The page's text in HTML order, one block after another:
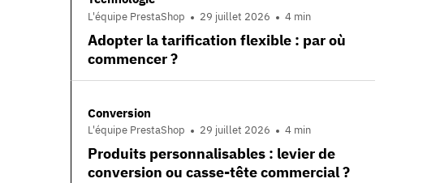
L'équipe PrestaShop 29 juillet 2026 4 min
Adopter la tarification flexible : par où
commencer ?
Conversion
L'équipe PrestaShop 29 juillet 2026 4 min
Produits personnalisables : levier de
conversion ou casse-tête commercial ?